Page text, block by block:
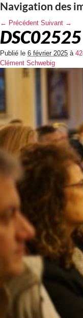
Navigation des
← Précédent Suivant →
DSC02525
Publié le 6 février 2025 à
Clément Schwebig